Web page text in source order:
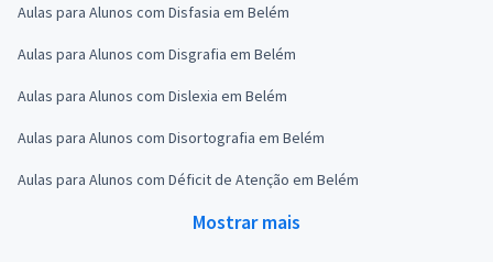
Aulas para Alunos com Disfasia em Belém
Aulas para Alunos com Disgrafia em Belém
Aulas para Alunos com Dislexia em Belém
Aulas para Alunos com Disortografia em Belém
Aulas para Alunos com Déficit de Atenção em Belém
Mostrar mais